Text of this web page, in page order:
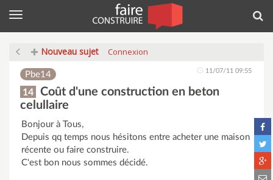
Menu
Nouveau sujet Connexion
Pbe14 11/07/11 09:55
14
Coût d'une construction en beton
celullaire
Bonjour à Tous,
Depuis qq temps nous hésitons entre acheter une maison
récente ou faire construire.
C'est bon nous sommes décidé.